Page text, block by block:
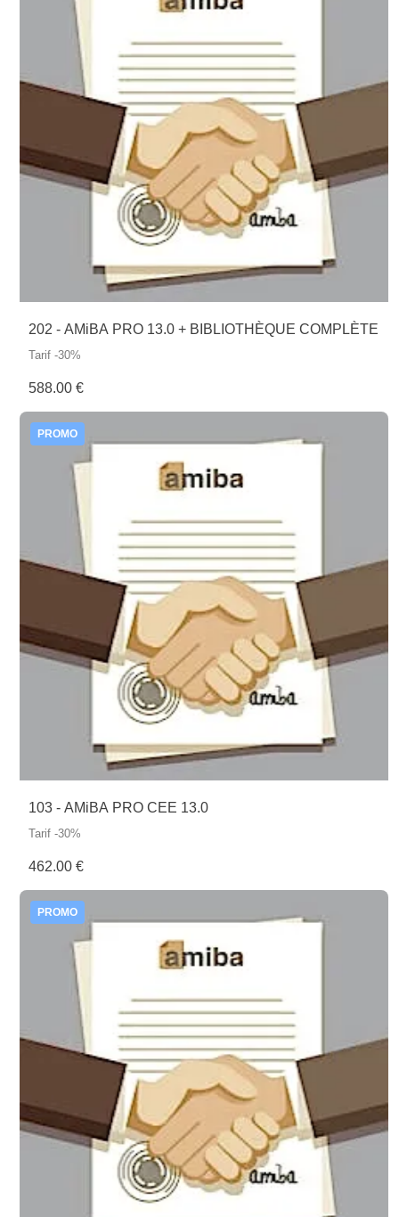
202 - AMiBA PRO 13.0 + BIBLIOTHÈQUE COMPLÈTE
Tarif -30%
588.00 €
PROMO
103 - AMiBA PRO CEE 13.0
Tarif -30%
462.00 €
PROMO